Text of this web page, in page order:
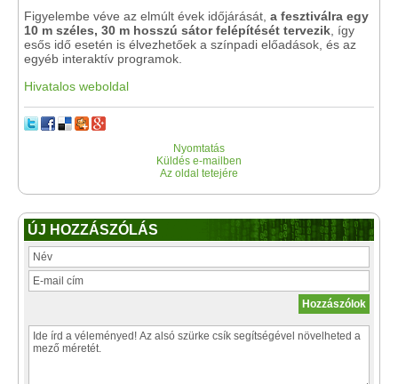
Figyelembe véve az elmúlt évek időjárását, a fesztiválra egy
10 m széles, 30 m hosszú sátor felépítését tervezik , így
esős idő esetén is élvezhetőek a színpadi előadások, és az
egyéb interaktív programok.
Hivatalos weboldal
Nyomtatás
Küldés e-mailben
Az oldal tetejére
ÚJ HOZZÁSZÓLÁS